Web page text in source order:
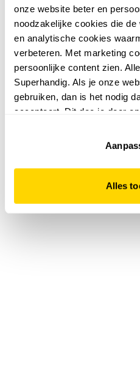
onze website beter en
noodzakelijke cookies die
en analytische cookies
verbeteren. Met marketing
persoonlijke content zien.
Superhandig. Als je onze
gebruiken, dan is het nodig
accepteert. Dit doe je door
website niet optimaal
Alles